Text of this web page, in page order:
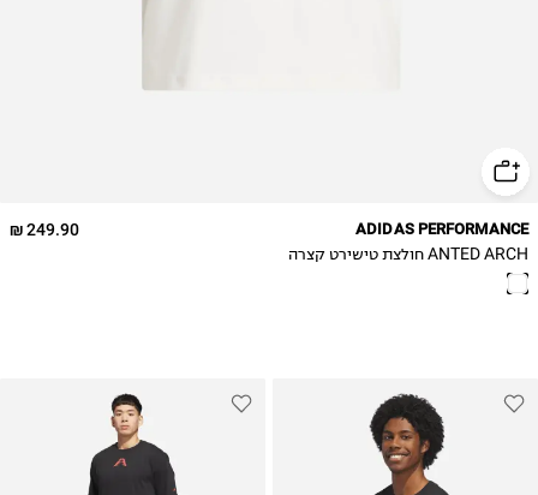
249.90 ₪ ADIDAS PERFORMANCE
ANTED ARCH חולצת טישירט קצרה